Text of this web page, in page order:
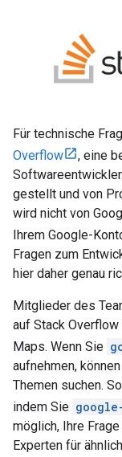
Für technische
Overflow
, eine
gestellt und von
wird nicht von
Ihrem Google-
Fragen zum
hier daher genau
Mitglieder des
auf Stack
Maps. Wenn Sie
aufnehmen,
Themen suchen.
indem Sie
möglich, Ihre
Experten für